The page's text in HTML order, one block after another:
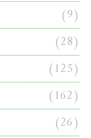
(9)
(28)
(125)
(162)
(26)